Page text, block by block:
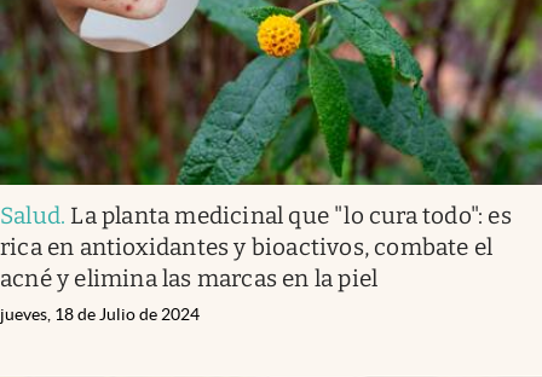
Salud. La planta medicinal que "lo cura todo": es
rica en antioxidantes y bioactivos, combate el
acné y elimina las marcas en la piel
jueves, 18 de Julio de 2024